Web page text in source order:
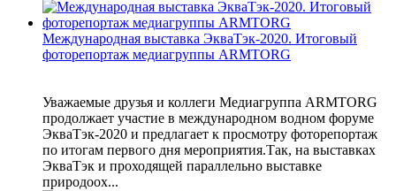
Международная выставка ЭкваТэк-2020. Итоговый
фоторепортаж медиагруппы ARMTORG
Уважаемые друзья и коллеги Медиагруппа ARMTORG
продолжает участие в международном водном форуме
ЭкваТэк-2020 и предлагает к просмотру фоторепортаж
по итогам первого дня мероприятия.Так, на выставках
ЭкваТэк и проходящей параллельно выставке
природоох...